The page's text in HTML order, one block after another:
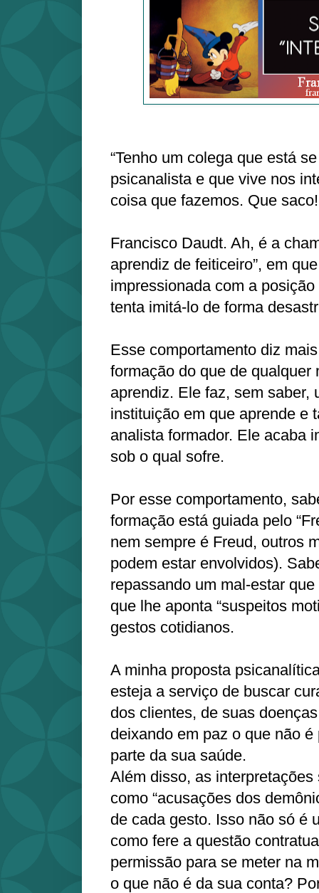
“Tenho um colega que está
psicanalista e que vive nos
coisa que fazemos. Que
Francisco Daudt. Ah, é a
aprendiz de feiticeiro”, em
impressionada com a
tenta imitá-lo de forma
Esse comportamento diz
formação do que de qualquer
aprendiz. Ele faz, sem saber,
instituição em que aprende e
analista formador. Ele acaba
sob o qual sofre.
Por esse comportamento,
formação está guiada pelo
nem sempre é Freud, outros
podem estar envolvidos).
repassando um mal-estar
que lhe aponta “suspeitos
gestos cotidianos.
A minha proposta
esteja a serviço de buscar
dos clientes, de suas
deixando em paz o que não
parte da sua saúde.
Além disso, as
como “acusações dos
de cada gesto. Isso não só é
como fere a questão
permissão para se meter na
o que não é da sua conta?